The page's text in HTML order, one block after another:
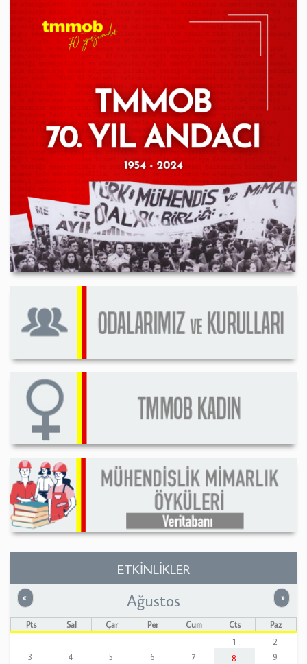
ETKİNLİKLER
« Önceki »
Ağustos
Pts Sal Çar Per Cum Cts
Paz
1
2
3
4 5 6 7 8
9